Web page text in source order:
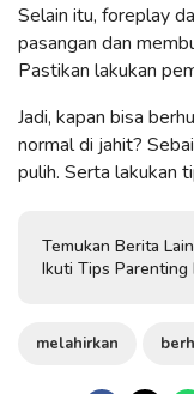
Selain itu, foreplay
pasangan dan
Pastikan lakukan
Jadi, kapan bisa
normal di jahit?
pulih. Serta lakukan
Temukan Berita
Ikuti Tips Parenting
melahirkan